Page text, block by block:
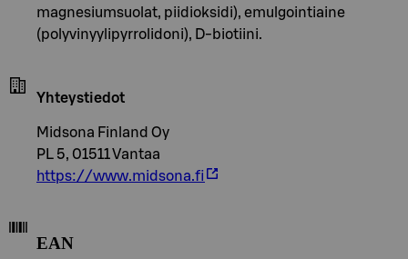
magnesiumsuolat, piidioksidi), emulgointiaine
(polyvinyylipyrrolidoni), D-biotiini.
Yhteystiedot
Midsona Finland Oy
PL 5, 01511 Vantaa
https://www.midsona.fi
EAN